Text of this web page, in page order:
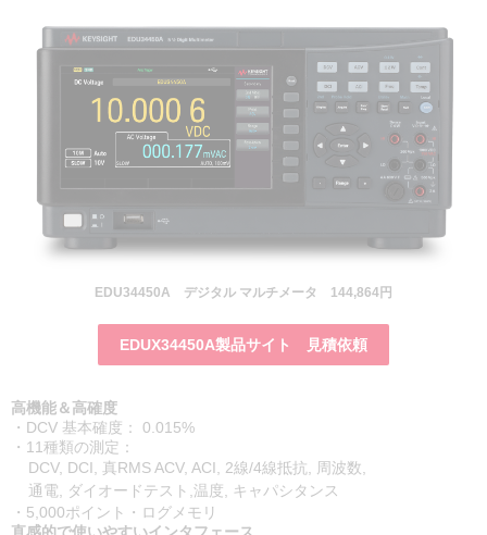
EDU34450A デジタル マルチメータ 144,864円
EDUX34450A製品サイト 見積依頼
高機能＆高確度
・DCV 基本確度： 0.015%
・11種類の測定：
DCV, DCI, 真RMS ACV, ACI, 2線/4線抵抗, 周波数,
通電, ダイオードテスト,温度, キャパシタンス
・5,000ポイント・ログメモリ
直感的で使いやすいインタフェース